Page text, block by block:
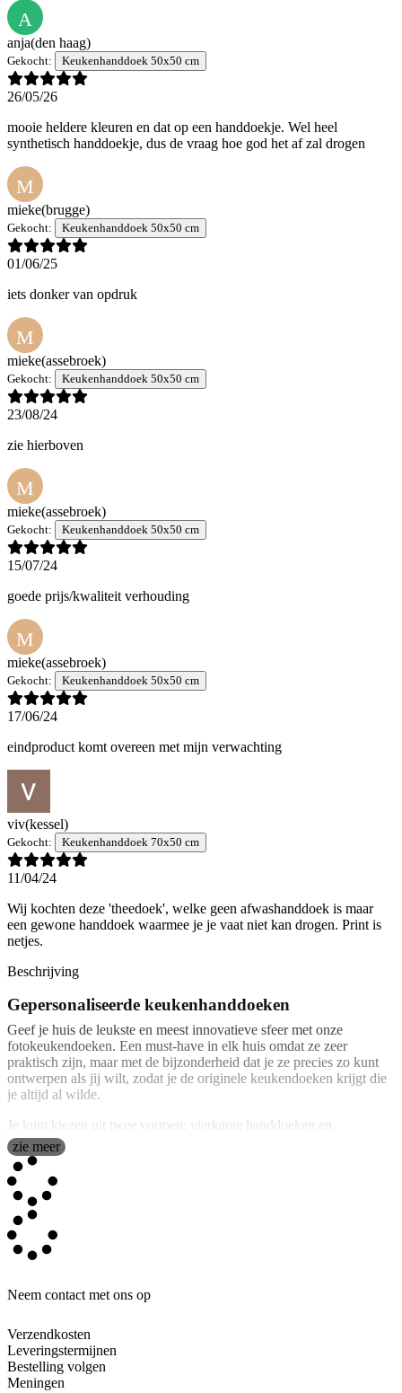
A
anja(den haag)
Gekocht: Keukenhanddoek 50x50 cm
26/05/26
mooie heldere kleuren en dat op een handdoekje. Wel heel
synthetisch handdoekje, dus de vraag hoe god het af zal drogen
M
mieke(brugge)
Gekocht: Keukenhanddoek 50x50 cm
01/06/25
iets donker van opdruk
M
mieke(assebroek)
Gekocht: Keukenhanddoek 50x50 cm
23/08/24
zie hierboven
M
mieke(assebroek)
Gekocht: Keukenhanddoek 50x50 cm
15/07/24
goede prijs/kwaliteit verhouding
M
mieke(assebroek)
Gekocht: Keukenhanddoek 50x50 cm
17/06/24
eindproduct komt overeen met mijn verwachting
viv(kessel)
Gekocht: Keukenhanddoek 70x50 cm
11/04/24
Wij kochten deze 'theedoek', welke geen afwashanddoek is maar
een gewone handdoek waarmee je je vaat niet kan drogen. Print is
netjes.
Beschrijving
Gepersonaliseerde keukenhanddoeken
Geef je huis de leukste en meest innovatieve sfeer met onze
fotokeukendoeken. Een must-have in elk huis omdat ze zeer
praktisch zijn, maar met de bijzonderheid dat je ze precies zo kunt
ontwerpen als jij wilt, zodat je de originele keukendoeken krijgt die
je altijd al wilde.
Je kunt kiezen uit twee vormen: vierkante handdoeken en
rechthoekige vaatdoeken. Ze zijn gemaakt van katoen (achterkant)
en microvezel (voorkant). Maar het mooiste is dat je jouw foto's en
teksten kunt plaatsen of een van onze vooraf ontworpen sjablonen
kunt kiezen en deze minimaal kunt aanpassen. Geef een vleugje
kleur en originaliteit aan jouw huishoudelijk werk en vergeet die
saaie lappen.
Als je een restaurant of bar heeft, kun je ook verschillende modellen
professionele keuken, zowel als handdoek om de handen te drogen
werkblad zijn achtergebleven.
Wasvoorschrift
zie meer
Neem contact met ons op
Verzendkosten
Leveringstermijnen
Bestelling volgen
Meningen